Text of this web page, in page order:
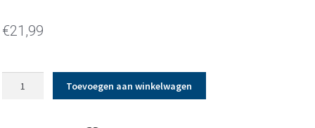
€21,99
Toevoegen aan winkelwagen